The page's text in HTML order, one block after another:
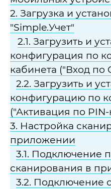
2. Загрузка и
"Simple.Учет"
2.1. Загрузить и
конфигурация по
кабинета ("Вход по
2.2. Загрузить и
конфигурацию по
("Активация по PIN-
3. Настройка
приложении
3.1. Подключение
сканирования в
3.2. Подключение